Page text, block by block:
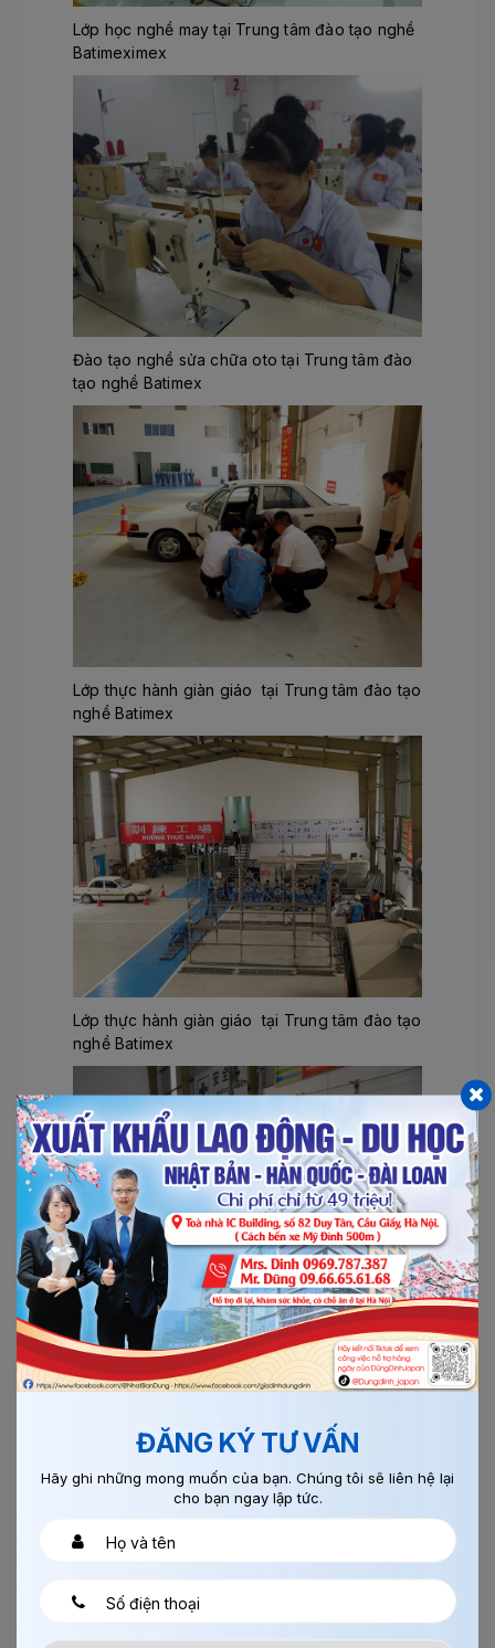
Lớp học nghề may tại Trung tâm đào tạo nghề
Batimeximex
Đào tạo nghề sửa chữa oto tại Trung tâm đào
tạo nghề Batimex
Lớp thực hành giàn giáo tại Trung tâm đào tạo
nghề Batimex
Lớp thực hành giàn giáo tại Trung tâm đào tạo
nghề Batimex
Thực tập sinh thực hành xây dựng tại trung
tâm đào tạo nghề Batimex
ĐĂNG KÝ TƯ VẤN
Hãy ghi những mong muốn của bạn. Chúng tôi sẽ liên hệ lại
cho bạn ngay lập tức.